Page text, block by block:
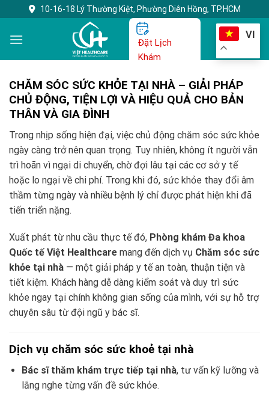
to
content
10-16-18 Lý Thường Kiệt, Phường Diên Hồng, TP.HCM
Đặt Lịch
Khám
VI
CHĂM SÓC SỨC KHỎE TẠI NHÀ – GIẢI PHÁP
CHỦ ĐỘNG, TIỆN LỢI VÀ HIỆU QUẢ CHO BẢN
THÂN VÀ GIA ĐÌNH
Trong nhịp sống hiện đại, việc chủ động chăm sóc sức khỏe
ngày càng trở nên quan trọng. Tuy nhiên, không ít người vẫn
trì hoãn vì ngại di chuyển, chờ đợi lâu tại các cơ sở y tế
hoặc lo ngại về chi phí. Trong khi đó, sức khỏe thay đổi âm
thầm từng ngày và nhiều bệnh lý chỉ được phát hiện khi đã
tiến triển nặng.
Xuất phát từ nhu cầu thực tế đó, Phòng khám Đa khoa
Quốc tế Việt Healthcare mang đến dịch vụ Chăm sóc sức
khỏe tại nhà — một giải pháp y tế an toàn, thuận tiện và
tiết kiệm. Khách hàng dễ dàng kiểm soát và duy trì sức
khỏe ngay tại chính không gian sống của mình, với sự hỗ trợ
chuyên sâu từ đội ngũ y bác sĩ.
Dịch vụ chăm sóc sức khoẻ tại nhà
Bác sĩ thăm khám trực tiếp tại nhà, tư vấn kỹ lưỡng và
lắng nghe từng vấn đề sức khỏe.